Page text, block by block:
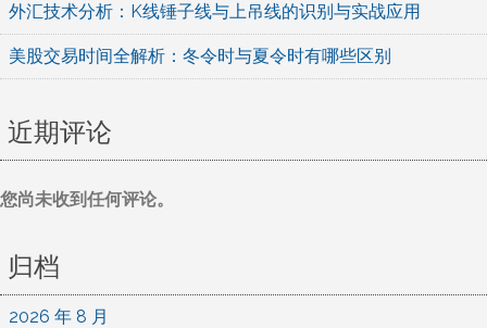
外汇技术分析：K线锤子线与上吊线的识别与实战应用
美股交易时间全解析：冬令时与夏令时有哪些区别
近期评论
您尚未收到任何评论。
归档
2026 年 8 月